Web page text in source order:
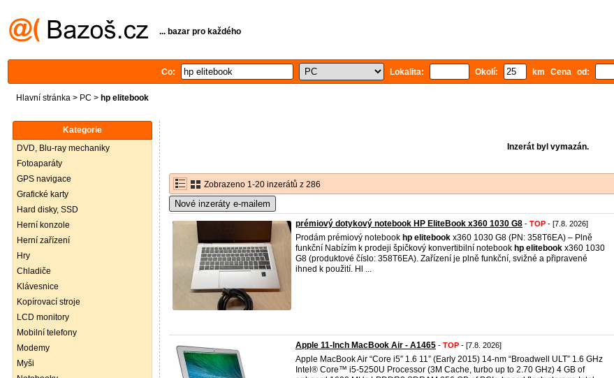
... bazar pro každého
Co: Lokalita: Okolí: km Cena od:
Hlavní stránka > PC > hp elitebook
Kategorie
DVD, Blu-ray mechaniky
Fotoaparáty
GPS navigace
Grafické karty
Hard disky, SSD
Herní konzole
Herní zařízení
Hry
Chladiče
Klávesnice
Kopírovací stroje
LCD monitory
Mobilní telefony
Modemy
Myši
Inzerát byl vymazán.
Zobrazeno 1-20 inzerátů z 286
Nové inzeráty e-mailem
prémiový dotykový notebook HP EliteBook x360 1030 G8 - TOP - [7.8. 2026]
Prodám prémiový notebook hp elitebook x360 1030 G8 (PN: 358T6EA) – Plně
funkční Nabízím k prodeji špičkový konvertibilní notebook hp elitebook x360 1030
G8 (produktové číslo: 358T6EA). Zařízení je plně funkční, svižné a připravené
ihned k použití. Hl ...
Apple 11-Inch MacBook Air - A1465 - TOP - [7.8. 2026]
Apple MacBook Air “Core i5″ 1.6 11” (Early 2015) 14-nm “Broadwell ULT” 1.6 GHz
Intel® Core™ i5-5250U Processor (3M Cache, turbo up to 2.70 GHz) 4 GB of